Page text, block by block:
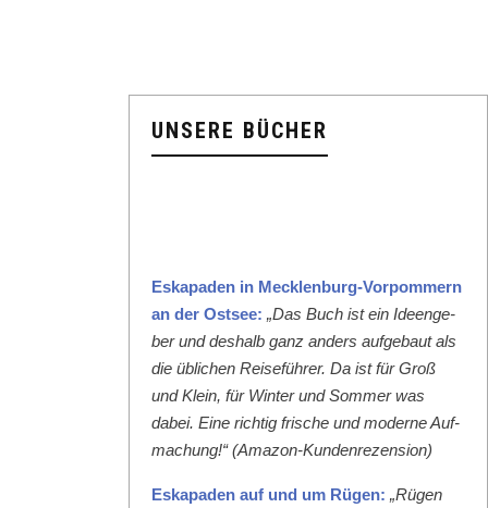
UNSERE BÜCHER
Eska­paden in Meck­len­burg-Vor­pom­mern
an der Ost­see: „Das Buch ist ein Ideenge­
ber und deshalb ganz anders aufge­baut als
die üblichen Reise­führer. Da ist für Groß
und Klein, für Win­ter und Som­mer was
dabei. Eine richtig frische und mod­erne Auf­
machung!“ (Ama­zon-Kun­den­rezen­sion)
Eska­paden auf und um Rügen: „Rügen